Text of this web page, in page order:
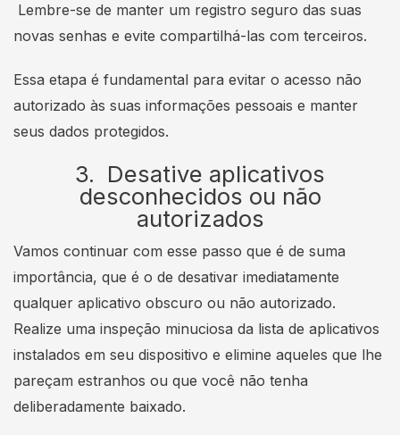
Lembre-se de manter um registro seguro das suas
novas senhas e evite compartilhá-las com terceiros.
Essa etapa é fundamental para evitar o acesso não
autorizado às suas informações pessoais e manter
seus dados protegidos.
3. Desative aplicativos
desconhecidos ou não
autorizados
Vamos continuar com esse passo que é de suma
importância, que é o de desativar imediatamente
qualquer aplicativo obscuro ou não autorizado.
Realize uma inspeção minuciosa da lista de aplicativos
instalados em seu dispositivo e elimine aqueles que lhe
pareçam estranhos ou que você não tenha
deliberadamente baixado.